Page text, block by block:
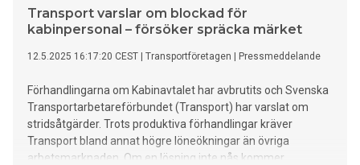
Transport varslar om blockad för
kabinpersonal – försöker spräcka märket
12.5.2025 16:17:20 CEST Transportföretagen Pressmeddelande
Förhandlingarna om Kabinavtalet har avbrutits och Svenska
Transportarbetareförbundet (Transport) har varslat om
stridsåtgärder. Trots produktiva förhandlingar kräver
Transport bland annat högre löneökningar än övriga
arbetsmarknaden. Om en lösning inte nås kommer